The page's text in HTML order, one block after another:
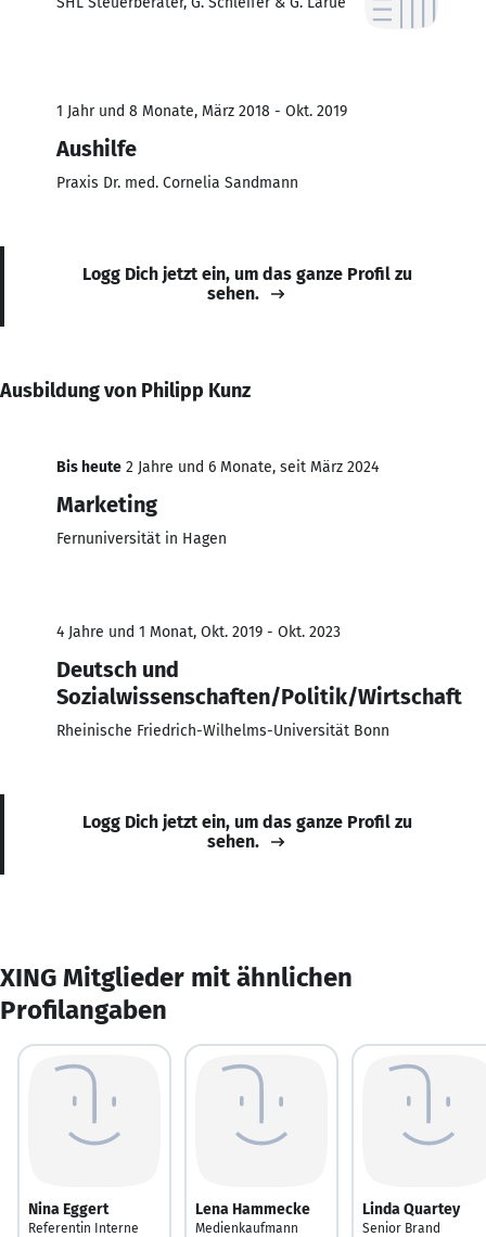
1 Jahr und 8 Monate, März 2018 - Okt. 2019
Aushilfe
Praxis Dr. med. Cornelia Sandmann
Logg Dich jetzt ein, um das ganze Profil zu
sehen.
Ausbildung von Philipp Kunz
Bis heute 2 Jahre und 6 Monate, seit März 2024
Marketing
Fernuniversität in Hagen
4 Jahre und 1 Monat, Okt. 2019 - Okt. 2023
Deutsch und
Sozialwissenschaften/Politik/Wirtschaft
Rheinische Friedrich-Wilhelms-Universität Bonn
Logg Dich jetzt ein, um das ganze Profil zu
sehen.
XING Mitglieder mit ähnlichen
Profilangaben
Nina Eggert
Referentin Interne
Lena Hammecke
Medienkaufmann
Linda Quartey
Senior Brand